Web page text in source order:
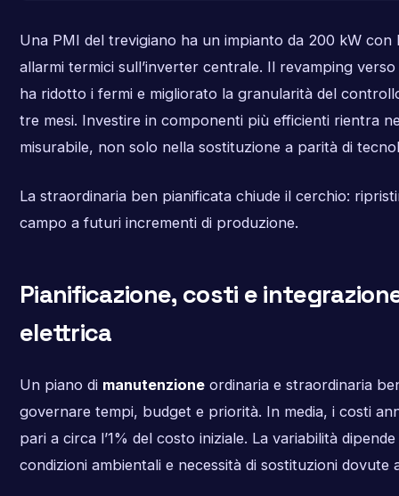
Una PMI del trevigiano ha un impianto da 200 kW con
allarmi termici sull’inverter centrale. Il revamping
ha ridotto i fermi e migliorato la granularità del
tre mesi. Investire in componenti più efficienti rientra
misurabile, non solo nella sostituzione a parità di
La straordinaria ben pianificata chiude il cerchio:
campo a futuri incrementi di produzione.
Pianificazione, costi e
elettrica
Un piano di manutenzioneordinaria e straordinaria
governare tempi, budget e priorità. In media, i costi
pari a circa l’1% del costo iniziale. La variabilità
condizioni ambientali e necessità di sostituzioni dovute